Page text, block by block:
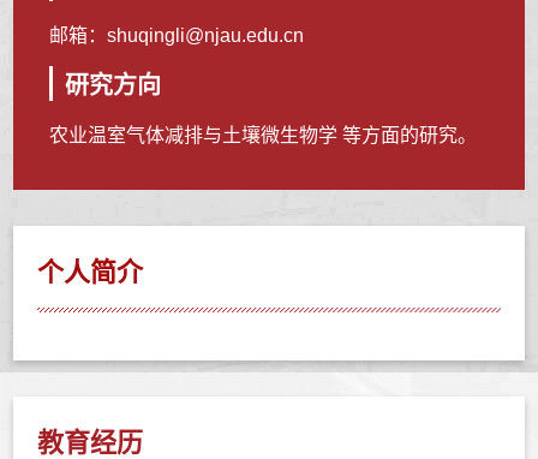
邮箱：shuqingli@njau.edu.cn
研究方向
农业温室气体减排与土壤微生物学 等方面的研究。
个人简介
教育经历